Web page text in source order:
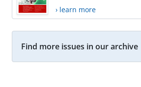
› learn more
Find more issues in our archive